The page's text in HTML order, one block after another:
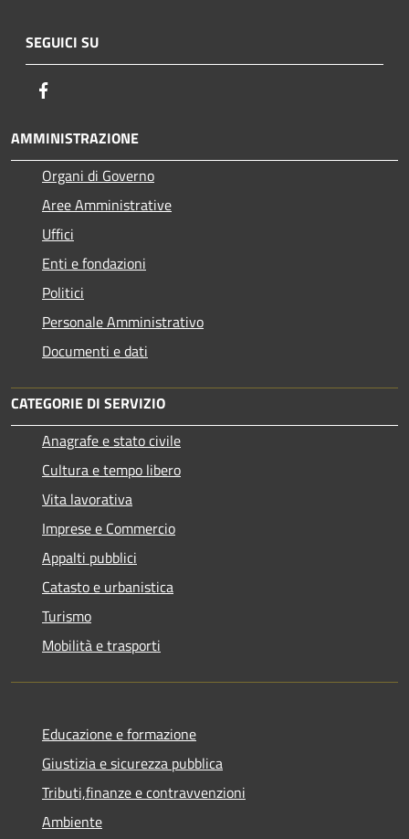
SEGUICI SU
AMMINISTRAZIONE
Organi di Governo
Aree Amministrative
Uffici
Enti e fondazioni
Politici
Personale Amministrativo
Documenti e dati
CATEGORIE DI SERVIZIO
Anagrafe e stato civile
Cultura e tempo libero
Vita lavorativa
Imprese e Commercio
Appalti pubblici
Catasto e urbanistica
Turismo
Mobilità e trasporti
Educazione e formazione
Giustizia e sicurezza pubblica
Tributi,finanze e contravvenzioni
Ambiente